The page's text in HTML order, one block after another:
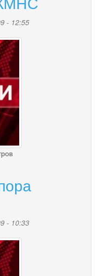
- 12:55
- 10:33